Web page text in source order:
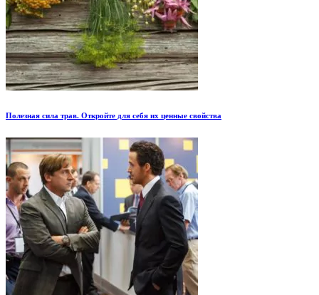
Полезная сила трав. Откройте для себя их ценные свойства